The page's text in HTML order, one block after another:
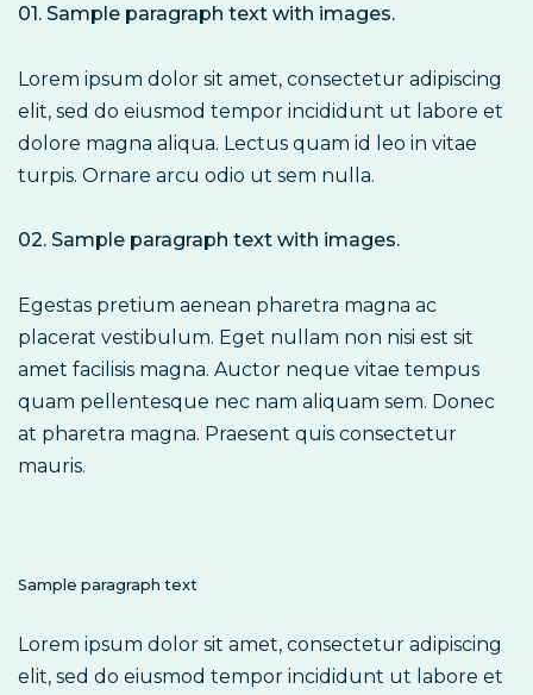
01. Sample paragraph text with images.
Lorem ipsum dolor sit amet, consectetur adipiscing
elit, sed do eiusmod tempor incididunt ut labore et
dolore magna aliqua. Lectus quam id leo in vitae
turpis. Ornare arcu odio ut sem nulla.
02. Sample paragraph text with images.
Egestas pretium aenean pharetra magna ac
placerat vestibulum. Eget nullam non nisi est sit
amet facilisis magna. Auctor neque vitae tempus
quam pellentesque nec nam aliquam sem. Donec
at pharetra magna. Praesent quis consectetur
mauris.
Sample paragraph text
Lorem ipsum dolor sit amet, consectetur adipiscing
elit, sed do eiusmod tempor incididunt ut labore et